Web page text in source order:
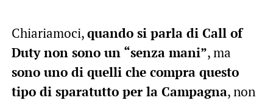
Chiariamoci,quando si parla di Call of
Duty non sono un “senza mani”, ma
sono uno di quelli che compra questo
tipo di sparatutto per la Campagna, non